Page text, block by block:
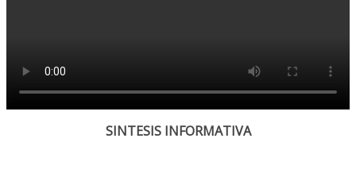
SINTESIS INFORMATIVA